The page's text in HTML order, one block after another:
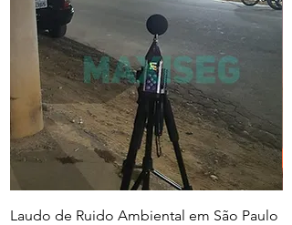
Laudo de Ruido Ambiental em São Paulo